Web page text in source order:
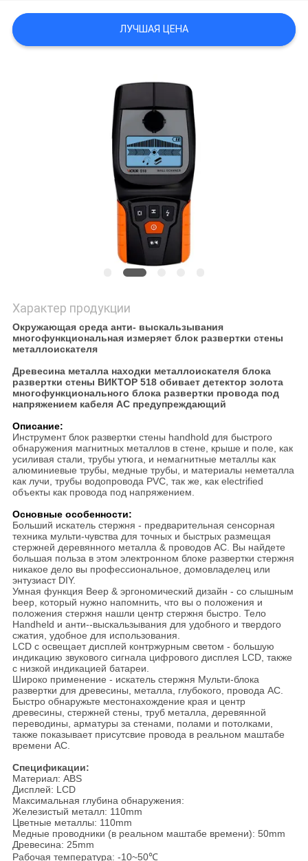
ЛУЧШАЯ ЦЕНА
Характер продукции
Окружающая среда анти- выскальзывания
многофункциональная измеряет блок развертки стены
металлоискателя
Древесина металла находки металлоискателя блока
развертки стены ВИКТОР 518 обивает детектор золота
многофункционального блока развертки провода под
напряжением кабеля AC предупреждающий
Описание:
Инструмент блок развертки стены handhold для быстрого
обнаружения магнитных металлов в стене, крыше и поле, как
усиливая стали, трубы утюга, и немагнитные металлы как
алюминиевые трубы, медные трубы, и материалы неметалла
как лучи, трубы водопровода PVC, так же, как electrified
объекты как провода под напряжением.
Основные особенности:
Больший искатель стержня - предварительная сенсорная
техника мульти-чувства для точных и быстрых размещая
стержней деревянного металла & проводов AC. Вы найдете
большая польза в этом электронном блоке развертки стержня
никакое дело вы профессиональное, домовладелец или
энтузиаст DIY.
Умная функция Beep & эргономический дизайн - со слышным
beep, который нужно напомнить, что вы о положения и
положения стержня нашли центр стержня быстро. Тело
Handheld и анти--выскальзывания для удобного и твердого
сжатия, удобное для использования.
LCD с освещает дисплей контржурным светом - большую
индикацию звукового сигнала цифрового дисплея LCD, также
с низкой индикацией батареи.
Широко применение - искатель стержня Мульти-блока
развертки для древесины, металла, глубокого, провода AC.
Быстро обнаружьте местонахождение края и центр
древесины, стержней стены, труб металла, деревянной
переводины, арматуры за стенами, полами и потолками,
также показывает присутсвие провода в реальном маштабе
времени AC.
Спецификации:
Материал: ABS
Дисплей: LCD
Максимальная глубина обнаружения:
Железистый металл: 110mm
Цветные металлы: 110mm
Медные проводники (в реальном маштабе времени): 50mm
Древесина: 25mm
Рабочая температура: -10~50℃